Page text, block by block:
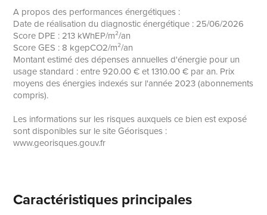
A propos des performances énergétiques :
Date de réalisation du diagnostic énergétique : 25/06/2026
Score DPE : 213 kWhEP/m²/an
Score GES : 8 kgepCO2/m²/an
Montant estimé des dépenses annuelles d'énergie pour un
usage standard : entre 920.00 € et 1310.00 € par an. Prix
moyens des énergies indexés sur l'année 2023 (abonnements
compris).
Les informations sur les risques auxquels ce bien est exposé
sont disponibles sur le site Géorisques :
www.georisques.gouv.fr
Caractéristiques principales